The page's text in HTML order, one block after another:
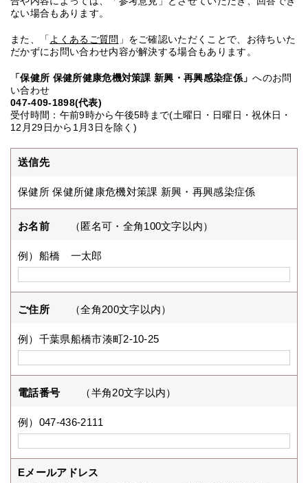
ない場合もあります。
また、「 よくあるご質問 」をご確認いただくことで、お待ちいた
だかずにお問い合わせ内容が解決する場合もあります。
「保健所 保健所健康危機対策課 新興・再興感染症係」へのお問
い合わせ
047-409-1898(代表)
受付時間：午前9時から午後5時まで(土曜日・日曜日・祝休日・
12月29日から1月3日を除く)
送信先
保健所 保健所健康危機対策課 新興・再興感染症係
お名前 （匿名可・全角100文字以内）
例）船橋 一太郎
ご住所 （全角200文字以内）
例）千葉県船橋市湊町2-10-25
電話番号 （半角20文字以内）
例）047-436-2111
Eメールアドレス